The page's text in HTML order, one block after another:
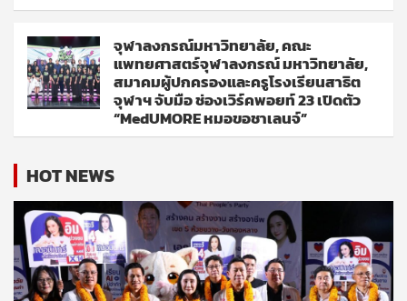
จุฬาลงกรณ์มหาวิทยาลัย, คณะ
แพทยศาสตร์จุฬาลงกรณ์ มหาวิทยาลัย,
สมาคมผู้ปกครองและครูโรงเรียนสาธิต
จุฬาฯ จับมือ ช่องเวิร์คพอยท์ 23 เปิดตัว
“MedUMORE หมอขอชาเลนจ์”
HOT NEWS